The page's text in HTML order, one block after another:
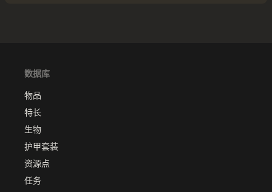
数据库
物品
特长
生物
护甲套装
资源点
任务